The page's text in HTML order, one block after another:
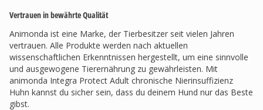
Vertrauen in bewährte Qualität
Animonda ist eine Marke, der Tierbesitzer seit vielen Jahren
vertrauen. Alle Produkte werden nach aktuellen
wissenschaftlichen Erkenntnissen hergestellt, um eine sinnvolle
und ausgewogene Tierernährung zu gewährleisten. Mit
animonda Integra Protect Adult chronische Nierinsuffizienz
Huhn kannst du sicher sein, dass du deinem Hund nur das Beste
gibst.